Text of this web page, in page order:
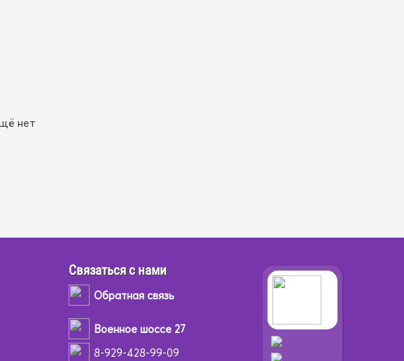
нет
Связаться с нами
Обратная связь
Военное шоссе 27
8-929-428-99-09